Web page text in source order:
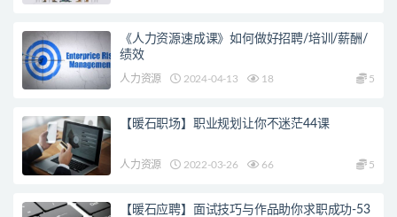
《人力资源速成课》如何做好招聘/培训/薪酬/
绩效
人力资源 2024-04-13 18 5
【暖石职场】职业规划让你不迷茫44课
人力资源 2022-03-26 66 5
【暖石应聘】面试技巧与作品助你求职成功-53